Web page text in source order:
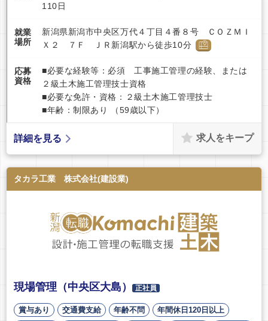
110日
就業
場所
新潟県新潟市中央区万代４丁目４番８号 ＣＯＺＭＩ
Ｘ２ ７Ｆ ＪＲ新潟駅から徒歩10分
応募
資格
■必要な経験等：必須 工事施工管理の経験、または
２級土木施工管理技士資格
■必要な免許・資格：２級土木施工管理技士
■年齢：制限あり （59歳以下）
詳細を見る 求人をキープ
タカラ工業 株式会社(建設業)
現場管理（中央区大島） 正社員
賞与あり 交通費支給 年齢不問
年間休日120日以上